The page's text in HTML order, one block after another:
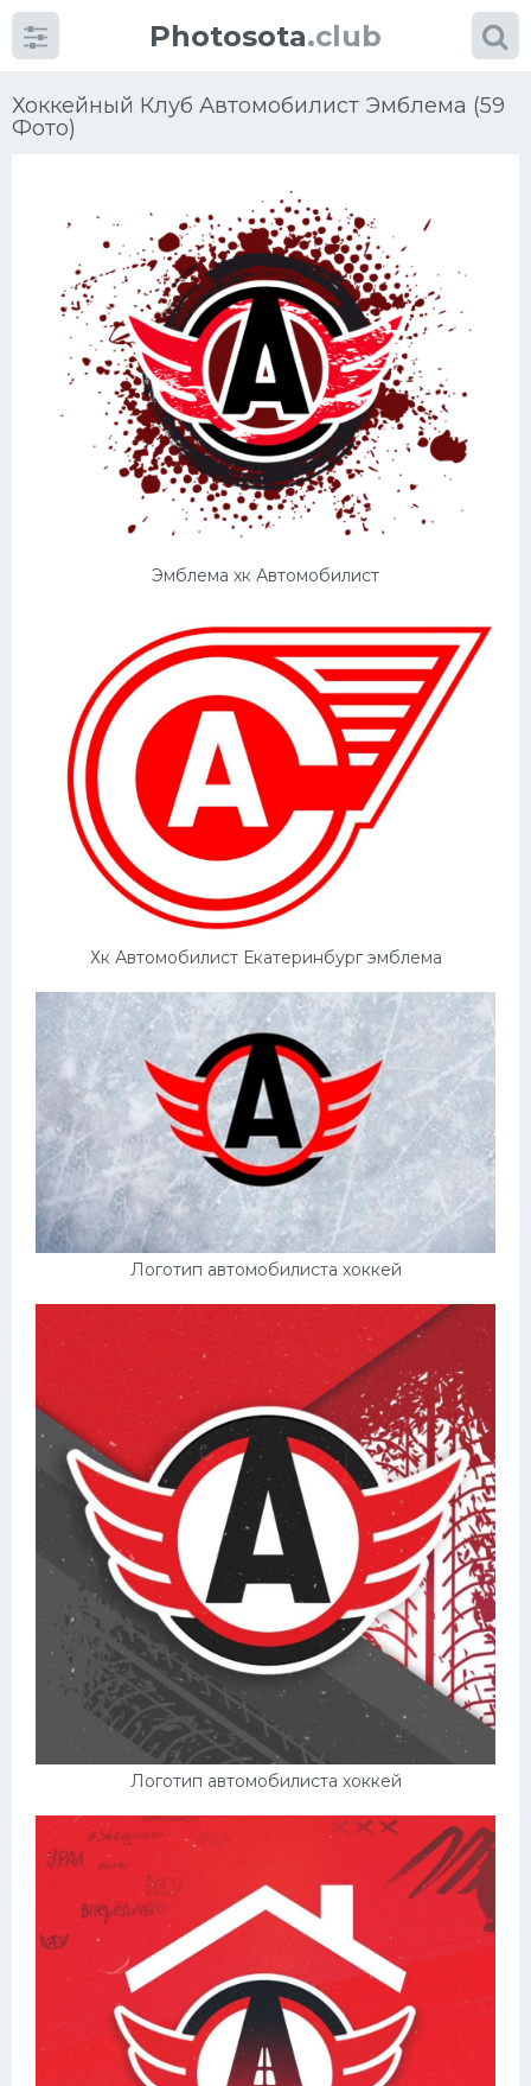
Photosota.club
Хоккейный Клуб Автомобилист Эмблема (59
Фото)
Эмблема хк Автомобилист
Хк Автомобилист Екатеринбург эмблема
Логотип автомобилиста хоккей
Логотип автомобилиста хоккей
КатегорииФото
Еще картинки...
Баскетбол
Конькобежный спорт
Интерьер квартиры